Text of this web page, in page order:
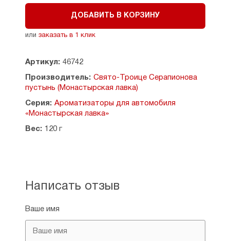
ДОБАВИТЬ В КОРЗИНУ
или заказать в 1 клик
Артикул: 46742
Производитель: Свято-Троице Серапионова
пустынь (Монастырская лавка)
Серия: Ароматизаторы для автомобиля
«Монастырская лавка»
Вес: 120 г
Написать отзыв
Ваше имя